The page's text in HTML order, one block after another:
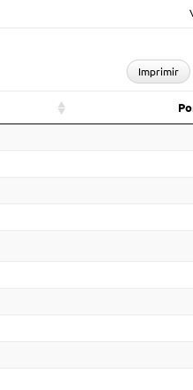
Imprimir